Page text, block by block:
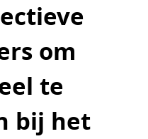
om
te
bij het